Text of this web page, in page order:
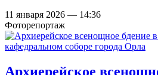
11 января 2026 — 14:36
Фоторепортаж
Архиерейское